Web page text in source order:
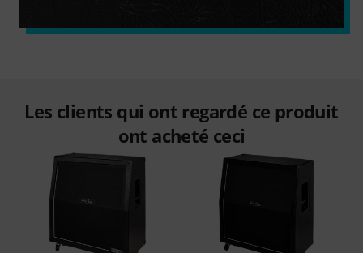
Les clients qui ont regardé ce produit
ont acheté ceci